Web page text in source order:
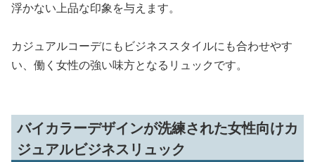
浮かない上品な印象を与えます。
カジュアルコーデにもビジネススタイルにも合わせやす
い、働く女性の強い味方となるリュックです。
バイカラーデザインが洗練された女性向けカ
ジュアルビジネスリュック